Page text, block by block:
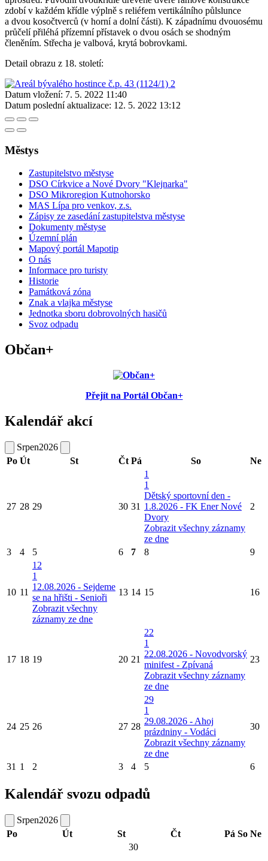
zdobí v každém křídle výplně s reliéfem vertikálního půlslunce
a dvou kosočtverců (v horní a dolní části). K západnímu dvouosému
průčelí přiléhá přízemní přístavek o dvou osách se shodným
členěním. Střecha je valbová, krytá bobrovkami.
Detail obrazu z 18. století:
Datum vložení: 7. 5. 2022 11:40
Datum poslední aktualizace: 12. 5. 2022 13:12
Městys
Zastupitelstvo městyse
DSO Církvice a Nové Dvory "Klejnarka"
DSO Mikroregion Kutnohorsko
MAS Lípa pro venkov, z.s.
Zápisy ze zasedání zastupitelstva městyse
Dokumenty městyse
Územní plán
Mapový portál Mapotip
O nás
Informace pro turisty
Historie
Památková zóna
Znak a vlajka městyse
Jednotka sboru dobrovolných hasičů
Svoz odpadu
Občan+
Přejít na Portál Občan+
Kalendář akcí
Srpen2026
Po Út St Čt Pá So Ne
27 28 29 30 31
1
1
Dětský sportovní den -
1.8.2026 - FK Ener Nové
Dvory
Zobrazit všechny záznamy
ze dne
2
3 4 5 6 7 8 9
10 11
12
1
12.08.2026 - Sejdeme
se na hřišti - Senioři
Zobrazit všechny
záznamy ze dne
13 14 15 16
17 18 19 20 21
22
1
22.08.2026 - Novodvorský
minifest - Zpívaná
Zobrazit všechny záznamy
ze dne
23
24 25 26 27 28
29
1
29.08.2026 - Ahoj
prázdniny - Vodáci
Zobrazit všechny záznamy
ze dne
30
31 1 2 3 4 5 6
Kalendář svozu odpadů
Srpen2026
Po
Út St Čt Pá So Ne
30